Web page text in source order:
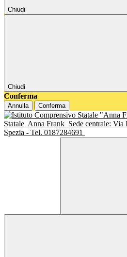
Chiudi
Chiudi
Conferma
Annulla Conferma
Statale Anna Frank Sede centrale:
Spezia - Tel. 0187284691